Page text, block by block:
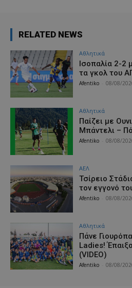
RELATED NEWS
Αθλητικά
Iσοπαλία 2-2
τα γκολ του
Afentiko 08/08/
Αθλητικά
Παίζει με
Μπάντελι –
Afentiko 08/08/
ΑΕΛ
Τσίρειο
τον εγγονό
Afentiko 08/08/
Αθλητικά
Πάνε
Ladies!
(VIDEO)
Afentiko 08/08/